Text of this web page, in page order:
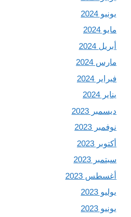
يونيو 2024
مايو 2024
أبريل 2024
مارس 2024
فبراير 2024
يناير 2024
ديسمبر 2023
نوفمبر 2023
أكتوبر 2023
سبتمبر 2023
أغسطس 2023
يوليو 2023
يونيو 2023